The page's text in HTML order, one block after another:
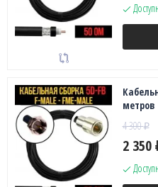
метров
4 300₽
2 350